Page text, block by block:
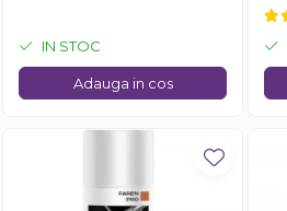
IN STOC
Adauga in cos